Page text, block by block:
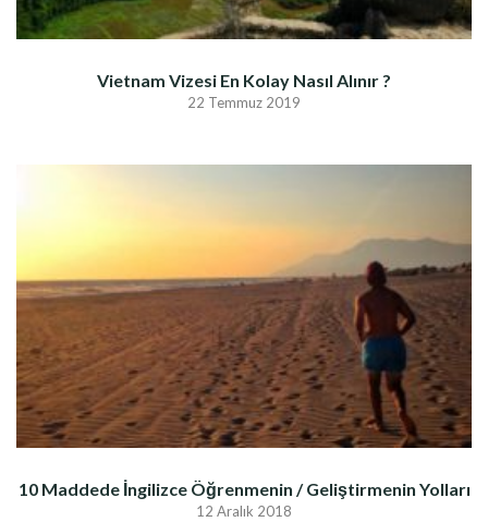
Vietnam Vizesi En Kolay Nasıl Alınır ?
22 Temmuz 2019
10 Maddede İngilizce Öğrenmenin / Geliştirmenin Yolları
12 Aralık 2018